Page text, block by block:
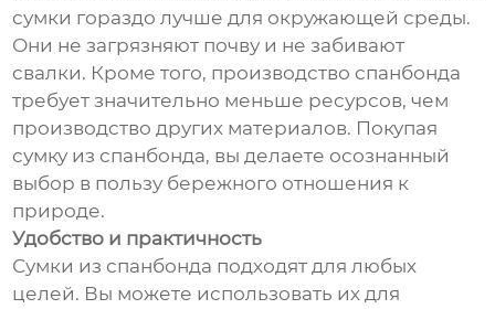
сумки гораздо лучше для окружающей среды.
Они не загрязняют почву и не забивают
свалки. Кроме того, производство спанбонда
требует значительно меньше ресурсов, чем
производство других материалов. Покупая
сумку из спанбонда, вы делаете осознанный
выбор в пользу бережного отношения к
природе.
Удобство и практичность
Сумки из спанбонда подходят для любых
целей. Вы можете использовать их для